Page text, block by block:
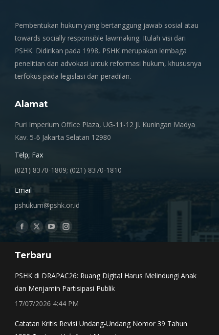
Pembentukan hukum yang bertanggung jawab sosial atau
towards socially responsible lawmaking. Itulah visi dari
PSHK. Didirikan pada 1998, PSHK merupakan lembaga
penelitian dan advokasi untuk reformasi hukum, khususnya
terfokus pada legislasi dan peradilan.
Alamat
Puri Imperium Office Plaza, UG-11-12 Jl. Kuningan Madya
Kav. 5-6 Jakarta Selatan 12980
Telp; Fax
(021) 8370-1809; (021) 8370-1810
Email
pshukum@pshk.or.id
Find us on:
Facebook
opens
window
X
opens
window
YouTube
opens
Instagram
window
Terbaru
PSHK di DRAPAC26: Ruang Digital Harus Melindungi Anak
dan Menjamin Partisipasi Publik
17/07/2026 4:44 PM
Catatan Kritis Revisi Undang-Undang Nomor 39 Tahun